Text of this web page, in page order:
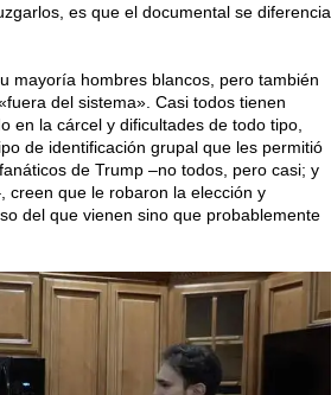
es que el documental se diferencia
mayoría hombres blancos, pero también
del sistema». Casi todos tienen
en la cárcel y dificultades de todo tipo,
de identificación grupal que les permitió
de Trump –no todos, pero casi; y
creen que le robaron la elección y
del que vienen sino que probablemente